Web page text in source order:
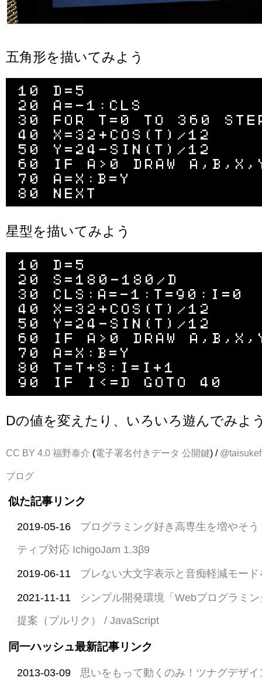
五角形を描いてみよう
10 D=5
20 A=-1:CLS
30 FOR T=0 TO 360
40 X=32+COS(T)/12
50 Y=24-SIN(T)/12
60 IF A>0 DRAW
70 A=X:B=Y
星型を描いてみよう
10 D=5
20 S=180-180/D
30 CLS:A=-1:T=90:I=0
40 X=32+COS(T)/12
50 Y=24-SIN(T)/12
60 IF A>0 DRAW
70 A=X:B=Y
80 T=T+S:I=I+1
Dの値を変えたり、いろいろ遊んでみよ
CC BY 4.0 福野泰介 (電子署名付きデータ 公開鍵) / @taisukef
ブログ
似た記事リンク
2019-05-16
プログラミング好き高専生を増やそ
ティブ対応 IchigoJam 1.3β9
2019-06-11 ブレない大文字表示と音痴軽減モー
2021-11-11
シンプル開発環境「Webプログラミ
提案（プルリク） / JavaScript
同一ハッシュ最新記事リンク
2013-03-09
思いをもって動くのみ！ツナグデザ